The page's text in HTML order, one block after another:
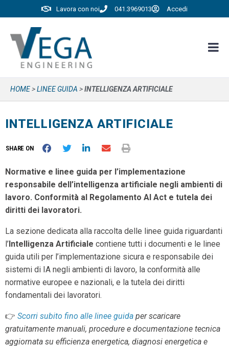
Lavora con noi 041.3969013 Accedi
HOME>LINEE GUIDA >INTELLIGENZA ARTIFICIALE
INTELLIGENZA ARTIFICIALE
SHARE ON
Normative e linee guida per l’implementazione
responsabile dell’intelligenza artificiale negli ambienti di
lavoro. Conformità al Regolamento AI Act e tutela dei
diritti dei lavoratori.
La sezione dedicata alla raccolta delle linee guida riguardanti
l’Intelligenza Artificiale contiene tutti i documenti e le linee
guida utili per l’implementazione sicura e responsabile dei
sistemi di IA negli ambienti di lavoro, la conformità alle
normative europee e nazionali, e la tutela dei diritti
fondamentali dei lavoratori.
👉 Scorri subito fino alle linee guida per scaricare
gratuitamente manuali, procedure e documentazione tecnica
aggiornata su efficienza energetica, diagnosi energetica e